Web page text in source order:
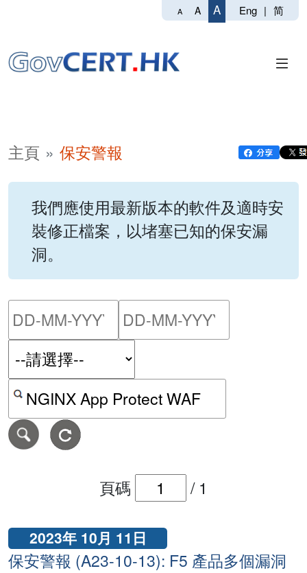
A A A Eng | 简
主頁 保安警報
我們應使用最新版本的軟件及適時安
裝修正檔案，以堵塞已知的保安漏
洞。
請輸入搜尋日期範圍的開
按關鍵字或 CVE ID 搜尋保安警報
頁碼 / 1
2023年 10月 11日
保安警報 (A23-10-13): F5 產品多個漏洞